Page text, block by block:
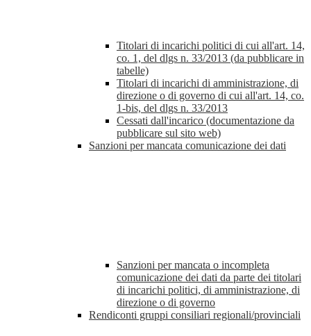
Titolari di incarichi politici di cui all'art. 14,
co. 1, del dlgs n. 33/2013 (da pubblicare in
tabelle)
Titolari di incarichi di amministrazione, di
direzione o di governo di cui all'art. 14, co.
1-bis, del dlgs n. 33/2013
Cessati dall'incarico (documentazione da
pubblicare sul sito web)
Sanzioni per mancata comunicazione dei dati
Sanzioni per mancata o incompleta
comunicazione dei dati da parte dei titolari
di incarichi politici, di amministrazione, di
direzione o di governo
Rendiconti gruppi consiliari regionali/provinciali